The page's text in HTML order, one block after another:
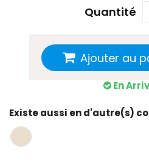
Quantité
Ajouter au
En
Existe aussi en d'autre(s)